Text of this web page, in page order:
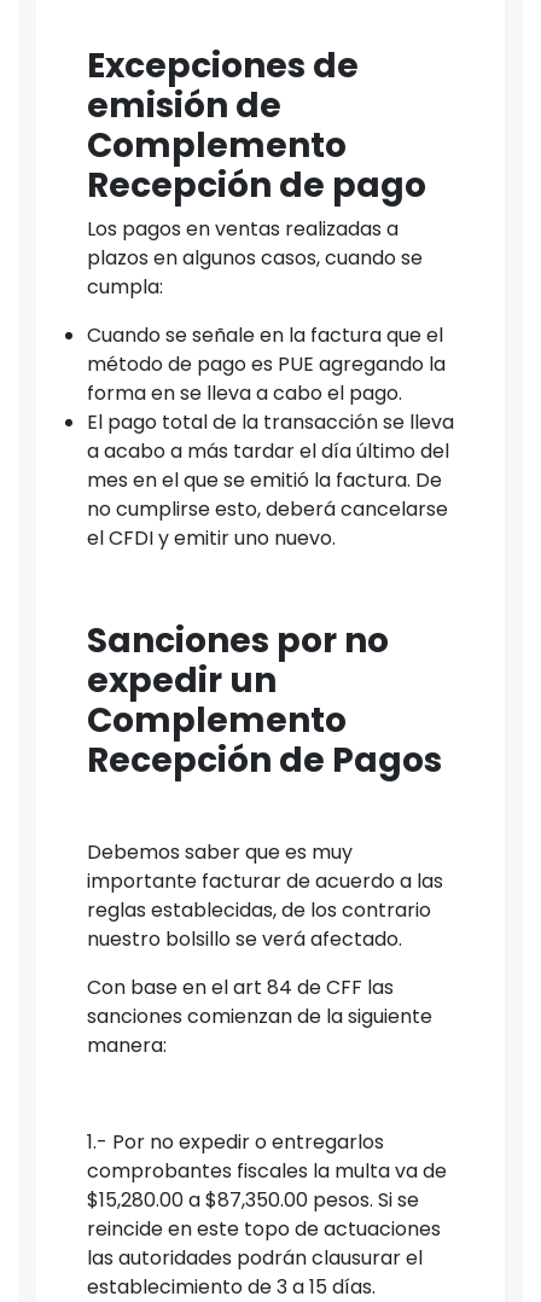
Excepciones de
emisión de
Complemento
Recepción de pago
Los pagos en ventas realizadas a
plazos en algunos casos, cuando se
cumpla:
Cuando se señale en la factura que el
método de pago es PUE agregando la
forma en se lleva a cabo el pago.
El pago total de la transacción se lleva
a acabo a más tardar el día último del
mes en el que se emitió la factura. De
no cumplirse esto, deberá cancelarse
el CFDI y emitir uno nuevo.
Sanciones por no
expedir un
Complemento
Recepción de Pagos
Debemos saber que es muy
importante facturar de acuerdo a las
reglas establecidas, de los contrario
nuestro bolsillo se verá afectado.
Con base en el art 84 de CFF las
sanciones comienzan de la siguiente
manera:
1.- Por no expedir o entregarlos
comprobantes fiscales la multa va de
$15,280.00 a $87,350.00 pesos. Si se
reincide en este topo de actuaciones
las autoridades podrán clausurar el
establecimiento de 3 a 15 días.